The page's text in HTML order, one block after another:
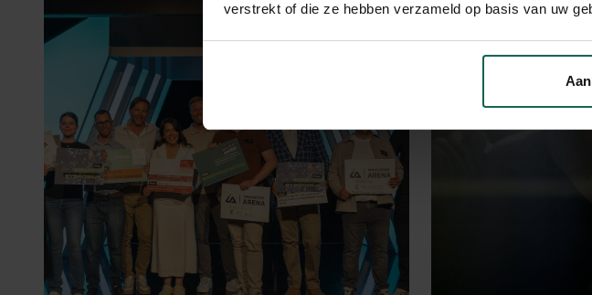
verstrekt of die ze hebben verzameld op basis van uw